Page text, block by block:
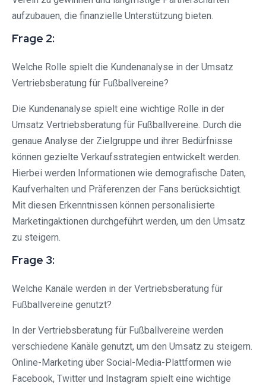
aufzubauen, die finanzielle Unterstützung bieten.
Frage 2:
Welche Rolle spielt die Kundenanalyse in der Umsatz
Vertriebsberatung für Fußballvereine?
Die Kundenanalyse spielt eine wichtige Rolle in der
Umsatz Vertriebsberatung für Fußballvereine. Durch die
genaue Analyse der Zielgruppe und ihrer Bedürfnisse
können gezielte Verkaufsstrategien entwickelt werden.
Hierbei werden Informationen wie demografische Daten,
Kaufverhalten und Präferenzen der Fans berücksichtigt.
Mit diesen Erkenntnissen können personalisierte
Marketingaktionen durchgeführt werden, um den Umsatz
zu steigern.
Frage 3:
Welche Kanäle werden in der Vertriebsberatung für
Fußballvereine genutzt?
In der Vertriebsberatung für Fußballvereine werden
verschiedene Kanäle genutzt, um den Umsatz zu steigern.
Online-Marketing über Social-Media-Plattformen wie
Facebook, Twitter und Instagram spielt eine wichtige